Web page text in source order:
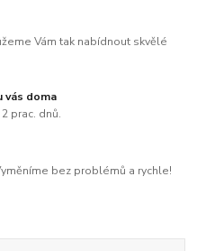
Vám tak nabídnout skvělé
vás doma
prac. dnů.
bez problémů a rychle!